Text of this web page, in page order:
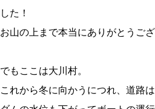
した！
お山の上まで本当にありがとうござ
でもここは大川村。
これから冬に向かうにつれ、道路